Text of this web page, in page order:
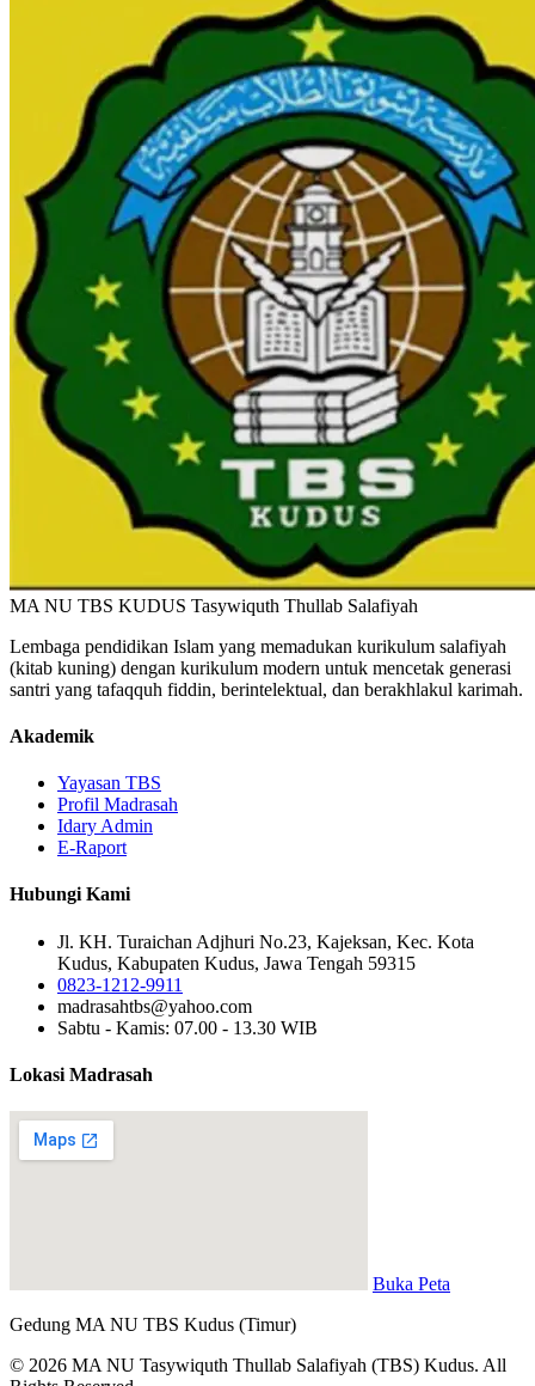
MA NU TBS KUDUS Tasywiquth Thullab Salafiyah
Lembaga pendidikan Islam yang memadukan kurikulum salafiyah
(kitab kuning) dengan kurikulum modern untuk mencetak generasi
santri yang tafaqquh fiddin, berintelektual, dan berakhlakul karimah.
Akademik
Yayasan TBS
Profil Madrasah
Idary Admin
E-Raport
Hubungi Kami
Jl. KH. Turaichan Adjhuri No.23, Kajeksan, Kec. Kota
Kudus, Kabupaten Kudus, Jawa Tengah 59315
0823-1212-9911
madrasahtbs@yahoo.com
Sabtu - Kamis: 07.00 - 13.30 WIB
Lokasi Madrasah
Buka Peta
Gedung MA NU TBS Kudus (Timur)
© 2026 MA NU Tasywiquth Thullab Salafiyah (TBS) Kudus. All